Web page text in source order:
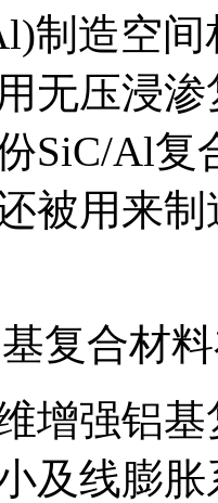
制造空
无压浸
SiC/Al复
被用来
复合材
增强铝
及线膨